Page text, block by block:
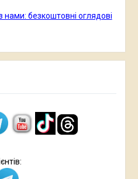
безкоштовні оглядові